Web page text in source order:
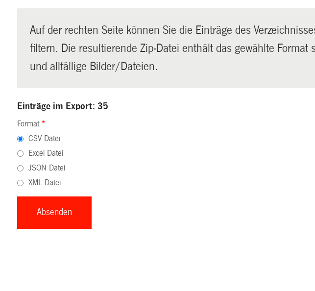
Auf der rechten Seite können Sie die Einträge des
filtern. Die resultierende Zip-Datei enthält das gewählte Format
und allfällige Bilder/Dateien.
Einträge im Export: 35
Format *
CSV Datei
Excel Datei
JSON Datei
XML Datei